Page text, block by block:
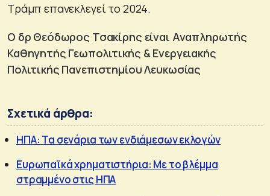
Τράμπ επανεκλεγεί το 2024.
Ο δρ Θεόδωρος Τσακίρης είναι Αναπληρωτής
Καθηγητής Γεωπολιτικής & Ενεργειακής
Πολιτικής Πανεπιστημίου Λευκωσίας
Σχετικά άρθρα:
ΗΠΑ: Τα σενάρια των ενδιάμεσων εκλογών
Ευρωπαϊκά χρηματιστήρια: Με το βλέμμα
στραμμένο στις ΗΠΑ